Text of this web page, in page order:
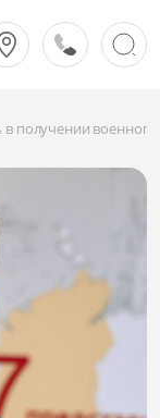
получении военного